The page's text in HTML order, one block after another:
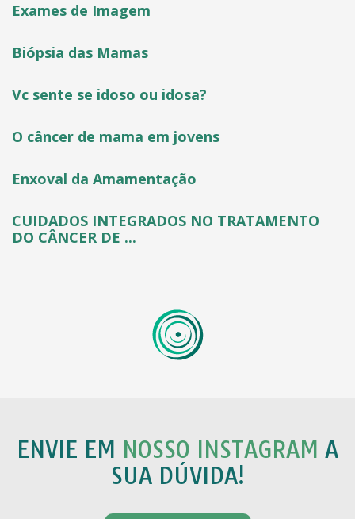
Exames de Imagem
Biópsia das Mamas
Vc sente se idoso ou idosa?
O câncer de mama em jovens
Enxoval da Amamentação
CUIDADOS INTEGRADOS NO TRATAMENTO
DO CÂNCER DE ...
ENVIE EM NOSSO INSTAGRAM A
SUA DÚVIDA!